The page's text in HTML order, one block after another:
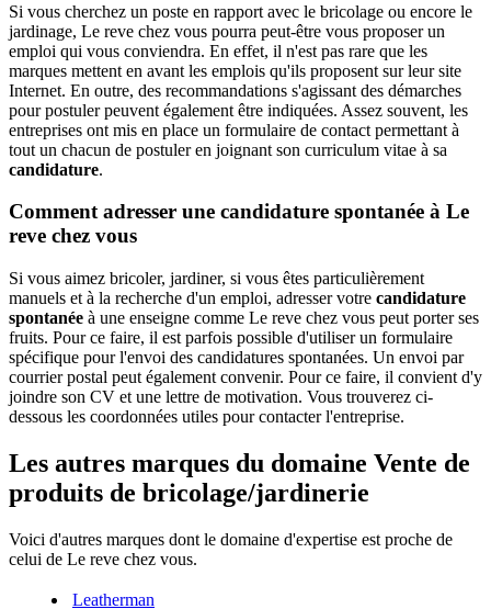
Si vous cherchez un poste en rapport avec le bricolage ou encore le
jardinage, Le reve chez vous pourra peut-être vous proposer un
emploi qui vous conviendra. En effet, il n'est pas rare que les
marques mettent en avant les emplois qu'ils proposent sur leur site
Internet. En outre, des recommandations s'agissant des démarches
pour postuler peuvent également être indiquées. Assez souvent, les
entreprises ont mis en place un formulaire de contact permettant à
tout un chacun de postuler en joignant son curriculum vitae à sa
candidature.
Comment adresser une candidature spontanée à Le
reve chez vous
Si vous aimez bricoler, jardiner, si vous êtes particulièrement
manuels et à la recherche d'un emploi, adresser votre candidature
spontanée à une enseigne comme Le reve chez vous peut porter ses
fruits. Pour ce faire, il est parfois possible d'utiliser un formulaire
spécifique pour l'envoi des candidatures spontanées. Un envoi par
courrier postal peut également convenir. Pour ce faire, il convient d'y
joindre son CV et une lettre de motivation. Vous trouverez ci-
dessous les coordonnées utiles pour contacter l'entreprise.
Les autres marques du domaine Vente de
produits de bricolage/jardinerie
Voici d'autres marques dont le domaine d'expertise est proche de
celui de Le reve chez vous.
Leatherman